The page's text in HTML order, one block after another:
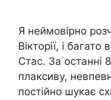
Я неймовірно
Вікторії, і
Стас. За останні
плаксиву,
постійно шукає